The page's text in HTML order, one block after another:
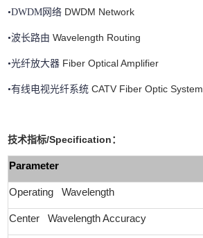
•DWDM网络 DWDM Network
•波长路由 Wavelength Routing
•光纤放大器 Fiber Optical Amplifier
•有线电视光纤系统 CATV Fiber Optic System
技术指标/Specification：
Parameter
Operating Wavelength
Center Wavelength Accuracy